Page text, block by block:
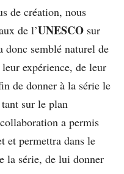
de création, nous
de l’UNESCO sur
semblé naturel de
expérience, de leur
de donner à la série le
sur le plan
a permis
et permettra dans le
la série, de lui donner